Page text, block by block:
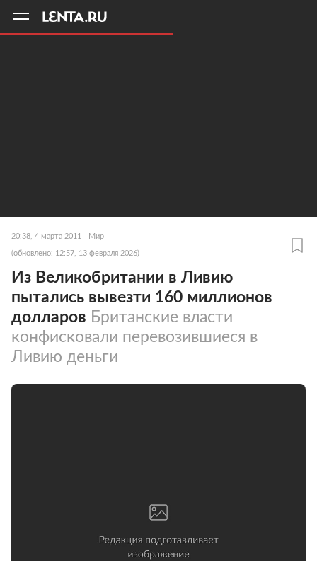
20:38, 4 марта 2011 Мир
(обновлено: 12:57, 13 февраля 2026)
Из Великобритании в Ливию
пытались вывезти 160 миллионов
долларов Британские власти
конфисковали перевозившиеся в
Ливию деньги